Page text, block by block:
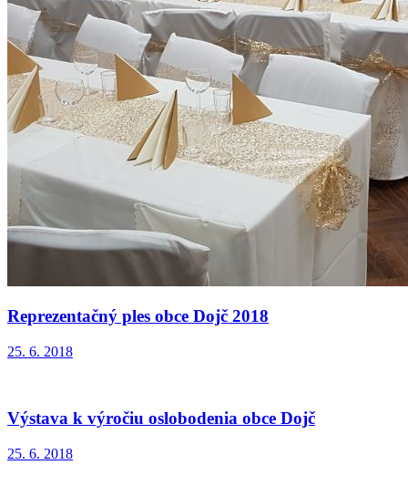
Reprezentačný ples obce Dojč 2018
25. 6. 2018
Výstava k výročiu oslobodenia obce Dojč
25. 6. 2018